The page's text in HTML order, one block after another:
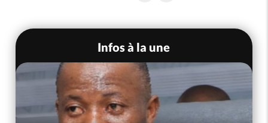
Infos à la une